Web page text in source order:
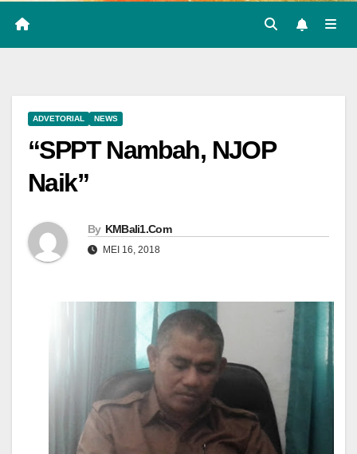
ADVETORIAL NEWS
“SPPT Nambah, NJOP
Naik”
By KMBali1.Com
MEI 16, 2018